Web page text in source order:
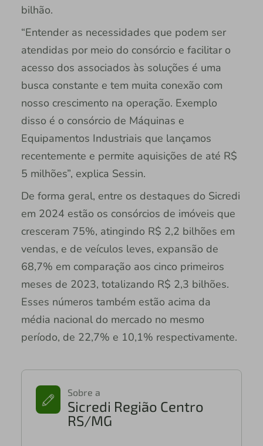
bilhão.
“Entender as necessidades que podem ser
atendidas por meio do consórcio e facilitar o
acesso dos associados às soluções é uma
busca constante e tem muita conexão com
nosso crescimento na operação. Exemplo
disso é o consórcio de Máquinas e
Equipamentos Industriais que lançamos
recentemente e permite aquisições de até R$
5 milhões”, explica Sessin.
De forma geral, entre os destaques do Sicredi
em 2024 estão os consórcios de imóveis que
cresceram 75%, atingindo R$ 2,2 bilhões em
vendas, e de veículos leves, expansão de
68,7% em comparação aos cinco primeiros
meses de 2023, totalizando R$ 2,3 bilhões.
Esses números também estão acima da
média nacional do mercado no mesmo
período, de 22,7% e 10,1% respectivamente.
Sobre a
Sicredi Região Centro
RS/MG